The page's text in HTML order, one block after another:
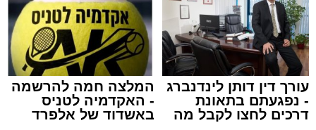
עורך דין דותן לינדנברג
- נפגעתם בתאונת
דרכים לחצו לקבל מה
המלצה חמה להרשמה
- האקדמיה לטניס
באשדוד של אלפרד